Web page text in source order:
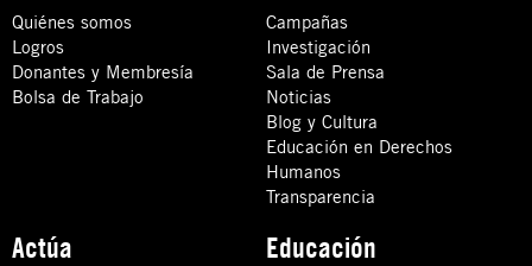
Quiénes somos
Logros
Donantes y Membresía
Bolsa de Trabajo
Campañas
Investigación
Sala de Prensa
Noticias
Blog y Cultura
Educación en Derechos
Humanos
Transparencia
Actúa Educación